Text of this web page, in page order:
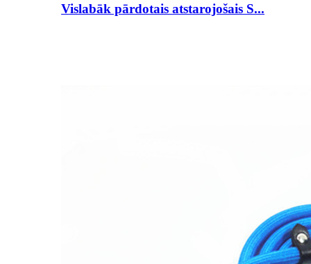
Vislabāk pārdotais atstarojošais S...